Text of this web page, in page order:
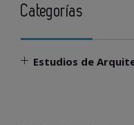
Categorías
Estudios de